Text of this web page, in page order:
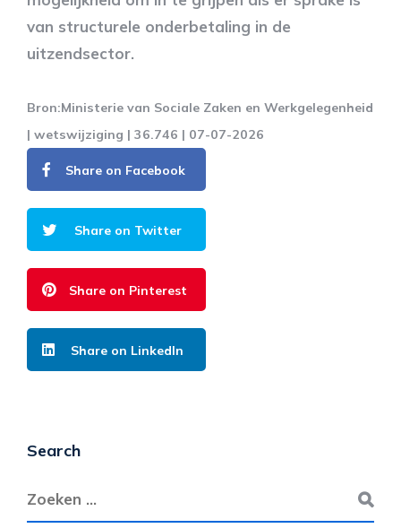
van structurele onderbetaling in de
uitzendsector.
Bron:Ministerie van Sociale Zaken en Werkgelegenheid
| wetswijziging | 36.746 | 07-07-2026
Share on Facebook
Share on Twitter
Share on Pinterest
Share on LinkedIn
Search